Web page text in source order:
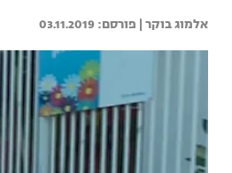
אלמוג בוקר | 03.11.2019